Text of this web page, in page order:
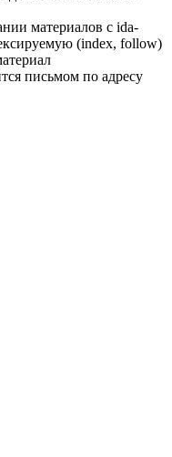
материалов с ida-
(index, follow)
письмом по адресу